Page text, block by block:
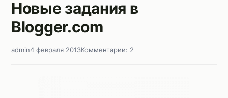
Новые задания в
Blogger.com
admin4 февраля 2013Комментарии: 2